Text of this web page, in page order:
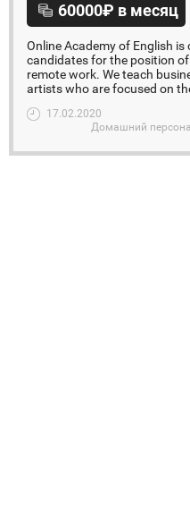
60000₽ в месяц
Online Academy of English
candidates for the position
remote work. We teach
artists who are focused on
17.02.2020
Домашний